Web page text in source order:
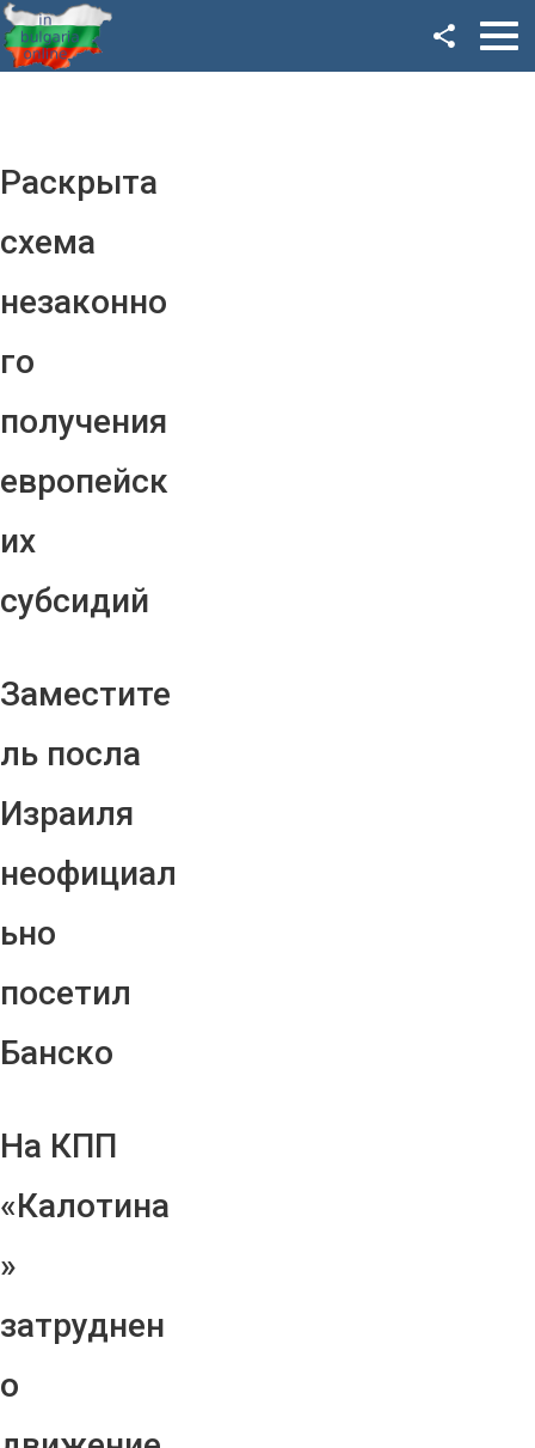
Раскрыта
схема
незаконно
го
получения
европейск
их
субсидий
Заместите
ль посла
Израиля
неофициал
ьно
посетил
Банско
На КПП
«Калотина
»
затруднен
о